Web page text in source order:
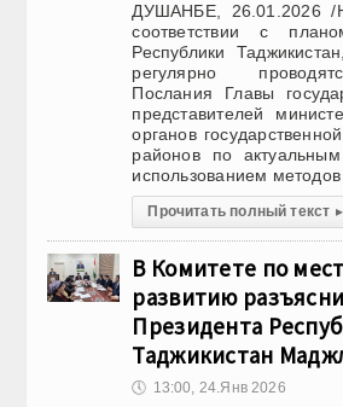
ДУШАНБЕ, 26.01.2026 /
соответствии с
Республики
регулярно
Послания Главы
представителей
органов
районов по
использованием
Прочитать полный текст ▸
В Комитете по
развитию
Президента
Таджикистан
🕔 13:00, 24.Янв 2026